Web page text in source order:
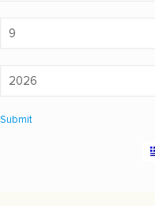
Submit